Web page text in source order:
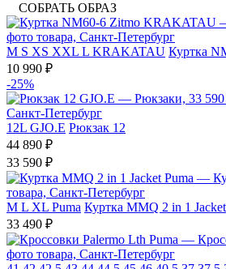
СОБРАТЬ ОБРАЗ
M S XS XXL L KRAKATAU Куртка
10 990 ₽
-25%
12L GJO.E Рюкзак 12
44 890 ₽
33 590 ₽
M L XL Puma Куртка MMQ 2 in 1 Jacket
33 490 ₽